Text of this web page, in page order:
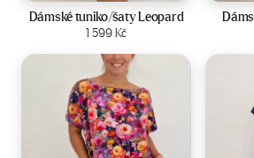
Dámské tuniko/šaty Leopard
1 599Kč
Zobrazit produkt